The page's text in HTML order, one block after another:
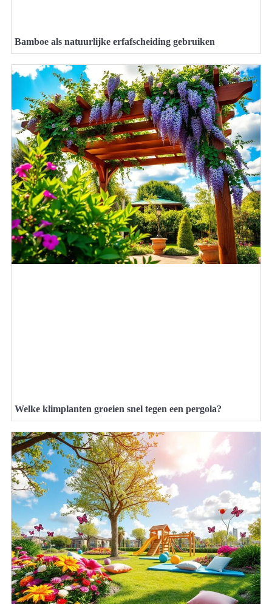
Bamboe als natuurlijke erfafscheiding gebruiken
Welke klimplanten groeien snel tegen een pergola?